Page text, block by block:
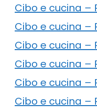
Cibo e cucina –
Cibo e cucina –
Cibo e cucina –
Cibo e cucina –
Cibo e cucina –
Cibo e cucina –